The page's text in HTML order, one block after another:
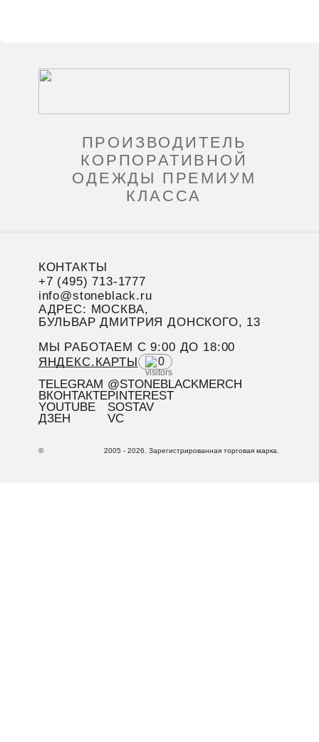
ПРОИЗВОДИТЕЛЬ
КОРПОРАТИВНОЙ
ОДЕЖДЫ ПРЕМИУМ
КЛАССА
КОНТАКТЫ
+7 (495) 713-1777
info@stoneblack.ru
АДРЕС: МОСКВА,
БУЛЬВАР ДМИТРИЯ ДОНСКОГО, 13
МЫ РАБОТАЕМ C 9:00 ДО 18:00
ЯНДЕКС.КАРТЫ
0
TELEGRAM
ВКОНТАКТЕ
YOUTUBE
ДЗЕН
@STONEBLACKMERCH
PINTEREST
SOSTAV
VC
© 2005 - 2026. Зарегистрированная торговая марка.